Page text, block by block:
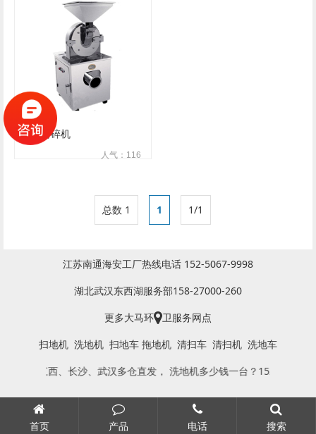
中药粉碎机
人气：116
总数 1 1 1/1
江苏南通海安工厂热线电话 152-5067-9998
湖北武汉东西湖服务部158-27000-260
更多大马环
卫服务网点
扫地机 洗地机 扫地车 拖地机 清扫车 清扫机 洗地车
苏、江西、长沙、武汉多仓直发， 洗地机多少钱一台？
首页 产品 电话 搜索